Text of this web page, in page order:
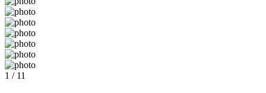
1 / 11